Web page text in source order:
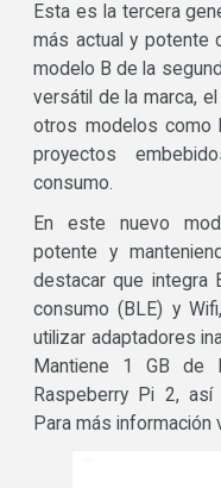
Esta es la tercera
más actual y potente
modelo B de la
versátil de la marca,
otros modelos como
proyectos
consumo.
En este nuevo
potente y
destacar que integra
consumo (BLE) y
utilizar adaptadores
Mantiene 1 GB de
Raspeberry Pi 2,
Para más información